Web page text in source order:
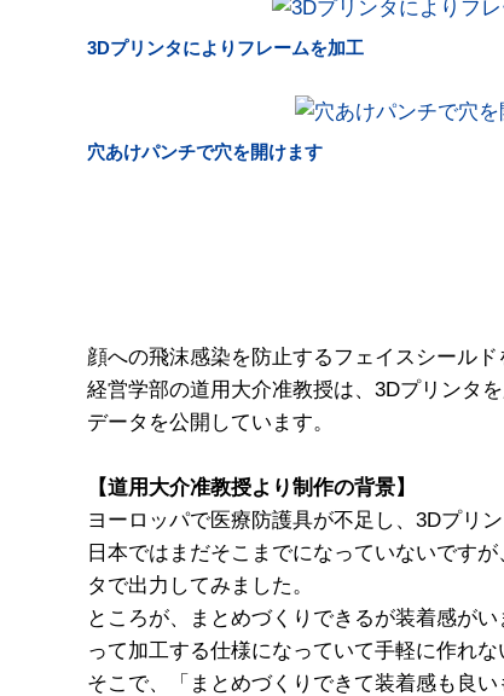
3Dプリンタによりフレームを加工
穴あけパンチで穴を開けます
顔への飛沫感染を防止するフェイスシール
経営学部の道用大介准教授は、3Dプリンタ
データを公開しています。
【道用大介准教授より制作の背景】
ヨーロッパで医療防護具が不足し、3Dプリ
日本ではまだそこまでになっていないです
タで出力してみました。
ところが、まとめづくりできるが装着感が
って加工する仕様になっていて手軽に作れ
そこで、「まとめづくりできて装着感も良